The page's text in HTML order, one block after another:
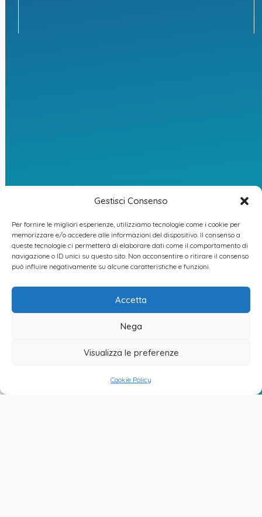
Gestisci Consenso
Per fornire le migliori esperienze, utilizziamo tecnologie come i cookie per
memorizzare e/o accedere alle informazioni del dispositivo. Il consenso a
queste tecnologie ci permetterà di elaborare dati come il comportamento di
navigazione o ID unici su questo sito. Non acconsentire o ritirare il consenso
può influire negativamente su alcune caratteristiche e funzioni.
Accetta
Nega
Visualizza le preferenze
Cookie Policy